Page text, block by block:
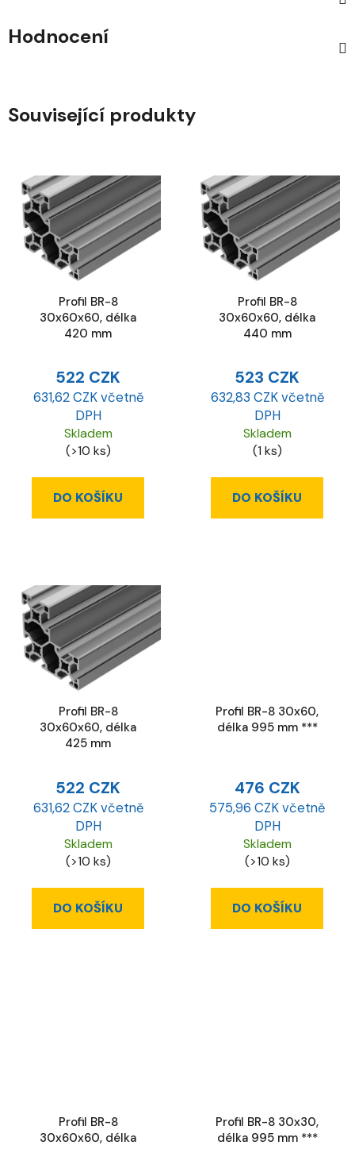
Hodnocení
Související produkty
Profil BR-8
30x60x60, délka
420 mm
522 CZK
631,62 CZK včetně
DPH
Skladem
(>10 ks)
DO KOŠÍKU
Profil BR-8
30x60x60, délka
440 mm
523 CZK
632,83 CZK včetně
DPH
Skladem
(1 ks)
DO KOŠÍKU
Profil BR-8
30x60x60, délka
425 mm
522 CZK
631,62 CZK včetně
DPH
Skladem
(>10 ks)
DO KOŠÍKU
Profil BR-8 30x60,
délka 995 mm ***
476 CZK
575,96 CZK včetně
DPH
Skladem
(>10 ks)
DO KOŠÍKU
Profil BR-8
30x60x60, délka
Profil BR-8 30x30,
délka 995 mm ***